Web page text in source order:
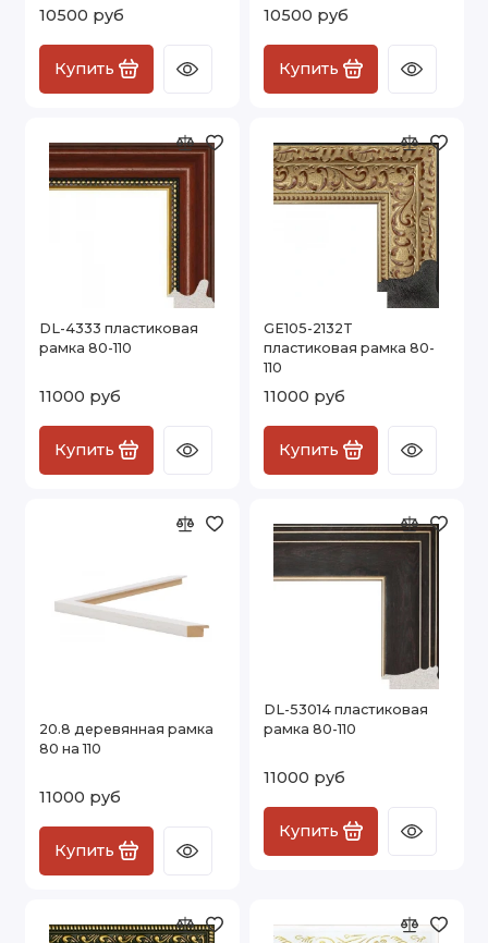
10500 руб
Купить
10500 руб
Купить
DL-4333 пластиковая
рамка 80-110
11000 руб
Купить
GE105-2132T
пластиковая рамка 80-
110
11000 руб
Купить
20.8 деревянная рамка
80 на 110
11000 руб
Купить
DL-53014 пластиковая
рамка 80-110
11000 руб
Купить